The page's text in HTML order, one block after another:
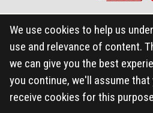
We use cookies to help us
use and relevance of content.
we can give you the best
you continue, we'll assume that
receive cookies for this